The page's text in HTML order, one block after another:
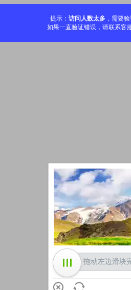
提示： 访问人数太多 ，需要
如果一直验证错误，请联系客
加载中
拖动左边滑块